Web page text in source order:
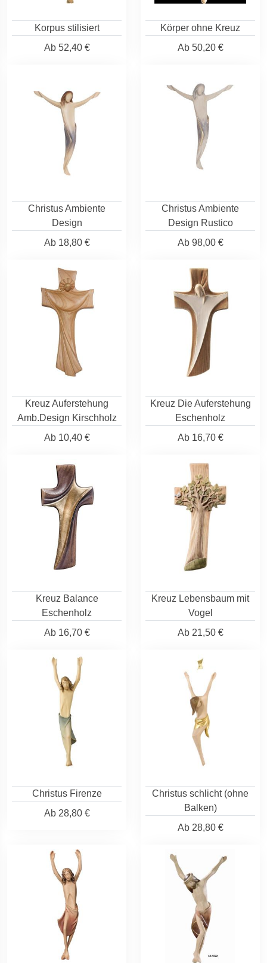
Korpus stilisiert
Ab52,40 €
Körper ohne Kreuz
Ab50,20 €
Christus Ambiente
Design
Ab18,80 €
Christus Ambiente
Design Rustico
Ab98,00 €
Kreuz Auferstehung
Amb.Design Kirschholz
Ab10,40 €
Kreuz Die Auferstehung
Eschenholz
Ab16,70 €
Kreuz Balance
Eschenholz
Ab16,70 €
Kreuz Lebensbaum mit
Vogel
Ab21,50 €
Christus Firenze
Ab28,80 €
Christus schlicht (ohne
Balken)
Ab28,80 €